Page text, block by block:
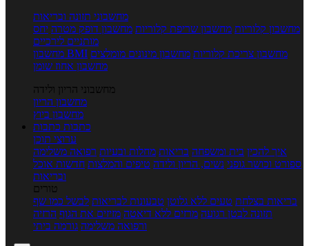
מחשבוני תזונה ובריאות
מחשבון קלוריות מחשבון שריפת קלוריות מחשבון דופק מטרה יחס
מותניים לירכיים
מחשבון BMI
מחשבון צריכת קלוריות מחשבון מינונים מומלצים
מחשבון אחוז שומן
מחשבוני הריון ולידה
מחשבון הריון
מחשבון ביוץ
כתבות כתבות
ערוצי תוכן
איך להכין בית ומשפחה בריאות מחלות ובעיות רפואה משלימה
ספורט וכושר גופני נשים, הריון ולידה טיפים והמלצות חדשות אוכל
ובריאות
טורים
בריאות בצלחת טעים ללא גלוטן טבעונות לבריאות לבשל כמו שף
תזונה לבטן רגועה מרזים ללא דיאטה מזיזים את הגוף הרזיה
ורפואה משלימה גורמה ביתי